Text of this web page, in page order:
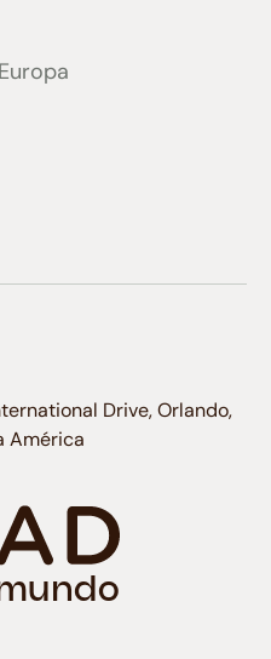
Drive, Orlando,
América